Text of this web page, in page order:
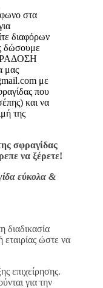
στα
διαφόρων
δώσουμε
μας
με
που
και να
της
σφραγίδας
να ξέρετε!
εύκολα &
διαδικασία
εταιρίας ώστε να
επιχείρησης.
για την